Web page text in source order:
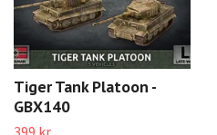
Tiger Tank Platoon -
GBX140
399 kr